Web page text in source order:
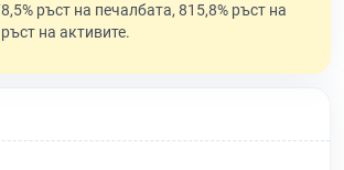
ръст на печалбата, 815,8% ръст на
на активите.